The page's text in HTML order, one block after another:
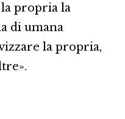
propria la
di umana
la propria,